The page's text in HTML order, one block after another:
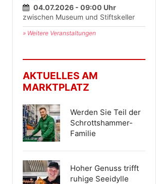
04.07.2026 - 09:00 Uhr
zwischen Museum und Stiftskeller
» Weitere Veranstaltungen
AKTUELLES AM
MARKTPLATZ
Werden Sie Teil der
Schrottshammer-
Familie
Hoher Genuss trifft
ruhige Seeidylle